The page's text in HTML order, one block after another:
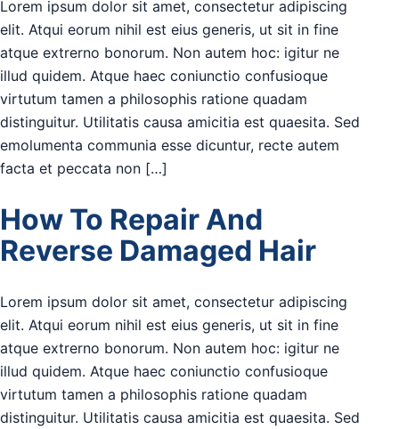
Lorem ipsum dolor sit amet, consectetur adipiscing
elit. Atqui eorum nihil est eius generis, ut sit in fine
atque extrerno bonorum. Non autem hoc: igitur ne
illud quidem. Atque haec coniunctio confusioque
virtutum tamen a philosophis ratione quadam
distinguitur. Utilitatis causa amicitia est quaesita. Sed
emolumenta communia esse dicuntur, recte autem
facta et peccata non […]
How To Repair And
Reverse Damaged Hair
Lorem ipsum dolor sit amet, consectetur adipiscing
elit. Atqui eorum nihil est eius generis, ut sit in fine
atque extrerno bonorum. Non autem hoc: igitur ne
illud quidem. Atque haec coniunctio confusioque
virtutum tamen a philosophis ratione quadam
distinguitur. Utilitatis causa amicitia est quaesita. Sed